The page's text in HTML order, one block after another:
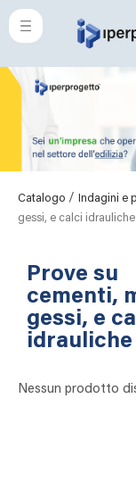
Catalogo / Indagini e
gessi, e calci idrauliche
Prove su
cementi,
gessi, e
idrauliche
Nessun prodotto